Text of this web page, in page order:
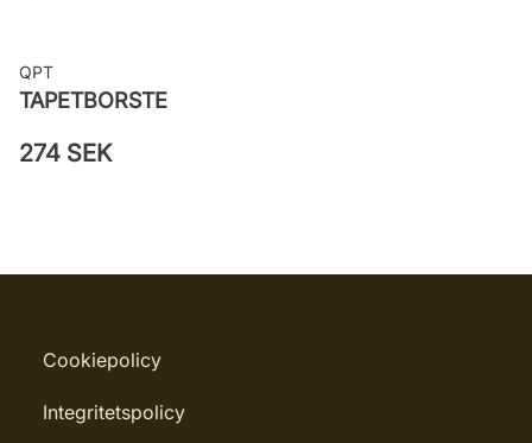
QPT
TAPETBORSTE
274 SEK
Cookiepolicy
Integritetspolicy